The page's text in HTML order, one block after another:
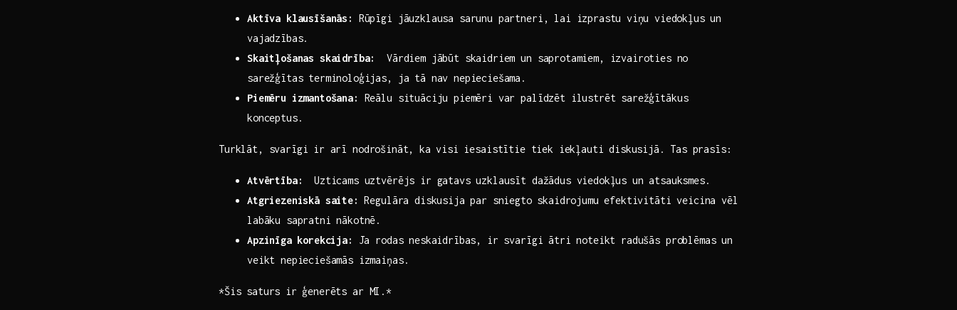
Aktīva klausīšanās:
Rūpīgi jāuzklausa sarunu partneri, ‌lai izprastu ⁤viņu ⁣viedokļus ​un
vajadzības.
Skaitļošanas skaidrība:
​ Vārdiem jābūt skaidriem un‍ saprotamiem,​ izvairoties⁣ no
sarežģītas terminoloģijas, ja tā nav nepieciešama.
Piemēru izmantošana:
Reālu situāciju piemēri var palīdzēt ilustrēt sarežģītākus
konceptus.
Turklāt, svarīgi ⁢ir arī nodrošināt, ⁤ka ⁢visi iesaistītie tiek iekļauti ⁤diskusijā. ⁢Tas prasīs:
Atvērtība:
‍ Uzticams uztvērējs ir ‌gatavs uzklausīt dažādus viedokļus un ⁤atsauksmes.
Atgriezeniskā saite: ⁢Regulāra diskusija par sniegto ⁢skaidrojumu efektivitāti veicina vēl
labāku sapratni nākotnē.
Apzinīga⁣ korekcija:
Ja rodas ‌neskaidrības, ​ir svarīgi ātri noteikt radušās problēmas un
veikt nepieciešamās izmaiņas.
*Šis saturs ir⁤ ģenerēts ar MI.*